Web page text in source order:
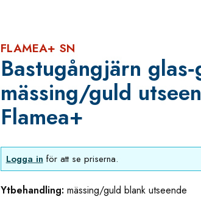
FLAMEA+ SN
Bastugångjärn
mässing/guld
Flamea+
Logga in för att se priserna.
Ytbehandling: mässing/guld blank utseende